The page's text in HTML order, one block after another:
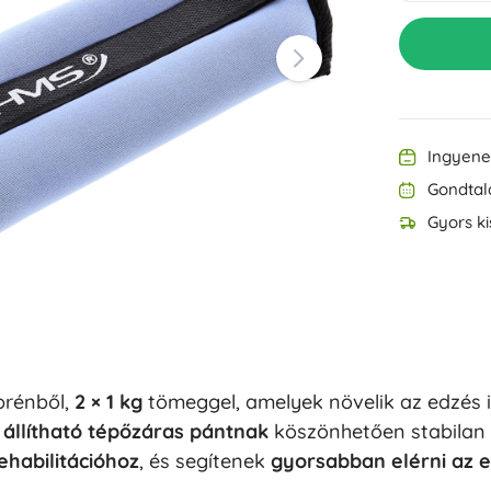
Felszerelés a legkisebbeknek
Dekorációk
Biztonság
Rendezés
Éjszakai világítás
Iskola
Vízijátékok
Grillezés
Zene
Gyors
2 × 1 kgtömeggel, amelyek növelik az
állítható tépőzáras pántnak köszönhetően
, és segítenek gyorsabban elérni az